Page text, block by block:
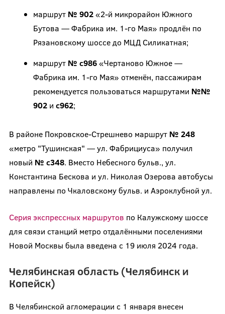
маршрут № 902«2-й микрорайон Южного
Бутова — Фабрика им. 1-го Мая» продлён по
Рязановскому шоссе до МЦД Силикатная;
маршрут № с986«Чертаново Южное —
Фабрика им. 1-го Мая» отменён, пассажирам
рекомендуется пользоваться маршрутами №№
902и с962;
В районе Покровское-Стрешнево маршрут № 248
«метро "Тушинская" — ул. Фабрициуса» получил
новый № с348. Вместо Небесного бульв., ул.
Константина Бескова и ул. Николая Озерова автобусы
направлены по Чкаловскому бульв. и Аэроклубной ул.
Серия экспрессных маршрутов по Калужскому шоссе
для связи станций метро отдалёнными поселениями
Новой Москвы была введена с 19 июля 2024 года.
Челябинская область (Челябинск и
Копейск)
В Челябинской агломерации с 1 января внесен